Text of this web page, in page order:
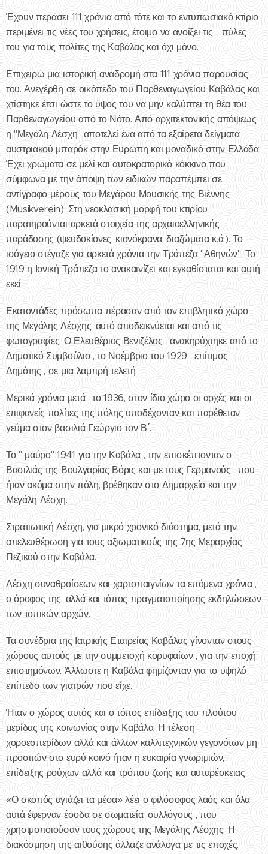
Έχουν περάσει 111 χρόνια από τότε και το εντυπωσιακό κτίριο
περιμένει τις νέες του χρήσεις, έτοιμο να ανοίξει τις .. πύλες
του για τους πολίτες της Καβάλας και όχι μόνο.
Επιχειρώ μια ιστορική αναδρομή στα 111 χρόνια παρουσίας
του. Ανεγέρθη σε οικόπεδο του Παρθεναγωγείου Καβάλας και
χτίστηκε έτσι ώστε το ύψος του να μην καλύπτει τη θέα του
Παρθεναγωγείου από το Νότο. Από αρχιτεκτονικής απόψεως
η "Μεγάλη Λέσχη" αποτελεί ένα από τα εξαίρετα δείγματα
αυστριακού μπαρόκ στην Ευρώπη και μοναδικό στην Ελλάδα.
Έχει χρώματα σε μελί και αυτοκρατορικό κόκκινο που
σύμφωνα με την άποψη των ειδικών παραπέμπει σε
αντίγραφο μέρους του Μεγάρου Μουσικής της Βιέννης
(Musikverein). Στη νεοκλασική μορφή του κτιρίου
παρατηρούνται αρκετά στοιχεία της αρχαιοελληνικής
παράδοσης (ψευδοκίονες, κιονόκρανα, διαζώματα κ.ά.). Το
ισόγειο στέγαζε για αρκετά χρόνια την Τράπεζα "Αθηνών". Το
1919 η Ιονική Τράπεζα το ανακαινίζει και εγκαθίσταται και αυτή
εκεί.
Εκατοντάδες πρόσωπα πέρασαν από τον επιβλητικό χώρο
της Μεγάλης Λέσχης, αυτό αποδεικνύεται και από τις
φωτογραφίες. Ο Ελευθέριος Βενιζέλος , ανακηρύχτηκε από το
Δημοτικό Συμβούλιο , το Νοέμβριο του 1929 , επίτιμος
Δημότης , σε μια λαμπρή τελετή.
Μερικά χρόνια μετά , το 1936, στον ίδιο χώρο οι αρχές και οι
επιφανείς πολίτες της πόλης υποδέχονταν και παρέθεταν
γεύμα στον βασιλιά Γεώργιο τον Β΄.
Το " μαύρο" 1941 για την Καβάλα , την επισκέπτονταν ο
Βασιλιάς της Βουλγαρίας Βόρις και με τους Γερμανούς , που
ήταν ακόμα στην πόλη, βρέθηκαν στο Δημαρχείο και την
Μεγάλη Λέσχη.
Στρατιωτική Λέσχη, για μικρό χρονικό διάστημα, μετά την
απελευθέρωση για τους αξιωματικούς της 7ης Μεραρχίας
Πεζικού στην Καβάλα.
Λέσχη συναθροίσεων και χαρτοπαιγνίων τα επόμενα χρόνια ,
ο όροφος της, αλλά και τόπος πραγματοποίησης εκδηλώσεων
των τοπικών αρχών.
Τα συνέδρια της Ιατρικής Εταιρείας Καβάλας γίνονταν στους
χώρους αυτούς με την συμμετοχή κορυφαίων , για την εποχή,
επιστημόνων. Άλλωστε η Καβάλα φημίζονταν για το υψηλό
επίπεδο των γιατρών που είχε.
Ήταν ο χώρος αυτός και ο τόπος επίδειξης του πλούτου
μερίδας της κοινωνίας στην Καβάλα. Η τέλεση
χοροεσπερίδων αλλά και άλλων καλλιτεχνικών γεγονότων μη
προσιτών στο ευρύ κοινό ήταν η ευκαιρία γνωριμιών,
επίδειξης ρούχων αλλά και τρόπου ζωής και αυταρέσκειας.
«Ο σκοπός αγιάζει τα μέσα» λέει ο φιλόσοφος λαός και όλα
αυτά έφερναν έσοδα σε σωματεία, συλλόγους , που
χρησιμοποιούσαν τους χώρους της Μεγάλης Λέσχης. Η
διακόσμηση της αιθούσης άλλαζε ανάλογα με τις εποχές.